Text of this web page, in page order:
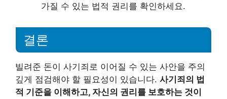
가질 수 있는 법적 권리를 확인하세요.
결론
빌려준 돈이 사기죄로 이어질 수 있는 사안을 주의
깊게 점검해야 할 필요성이 있습니다. 사기죄의 법
적 기준을 이해하고, 자신의 권리를 보호하는 것이